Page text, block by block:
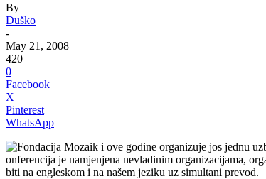
By
Duško
-
May 21, 2008
420
0
Facebook
X
Pinterest
WhatsApp
Fondacija Mozaik i ove godine organizuje jos jednu
onferencija je namjenjena nevladinim organizacijama,
biti na engleskom i na našem jeziku uz simultani prevod.